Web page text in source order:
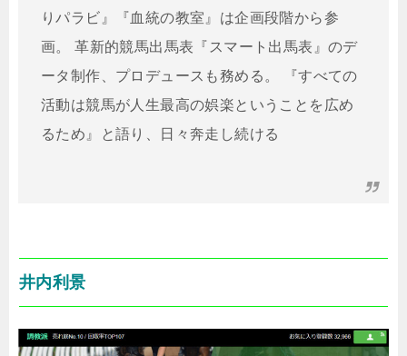
りパラビ』『血統の教室』は企画段階から参
画。 革新的競馬出馬表『スマート出馬表』のデ
ータ制作、プロデュースも務める。 『すべての
活動は競馬が人生最高の娯楽ということを広め
るため』と語り、日々奔走し続ける
井内利景